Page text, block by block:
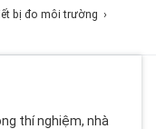
bị đo môi trường ›
thí nghiệm, nhà